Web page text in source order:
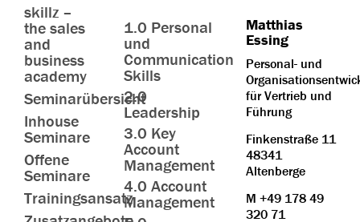
skillz –
the sales
and
business
academy
Seminarübersicht
Inhouse
Seminare
Offene
Seminare
Trainingsansatz
1.0 Personal
und
Communication
Skills
2.0
Leadership
3.0 Key
Account
Management
4.0 Account
Management
Matthias
Essing
Personal- und
für Vertrieb und
Führung
Finkenstraße 11
48341
Altenberge
M +49 178 49
320 71